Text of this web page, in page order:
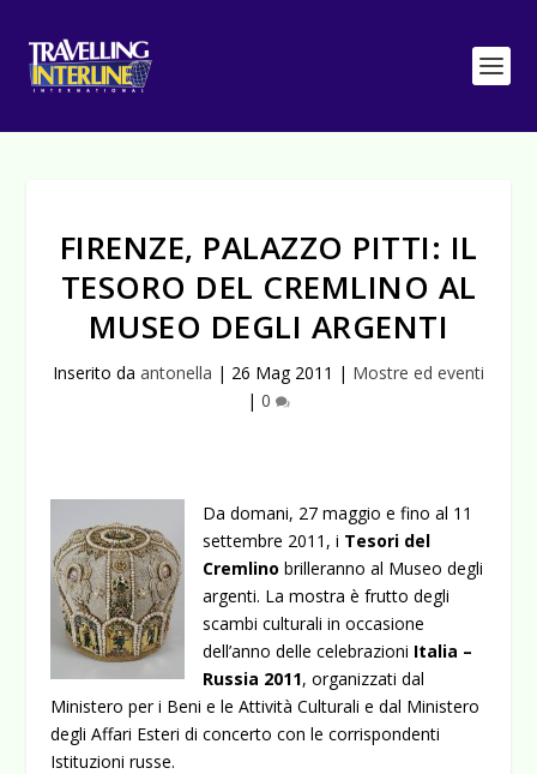
FIRENZE, PALAZZO PITTI: IL
TESORO DEL CREMLINO AL
MUSEO DEGLI ARGENTI
Inserito da antonella | 26 Mag 2011 | Mostre ed eventi
| 0
Da domani, 27 maggio e fino al 11
settembre 2011, i Tesori del
Cremlino brilleranno al Museo degli
argenti. La mostra è frutto degli
scambi culturali in occasione
dell’anno delle celebrazioni Italia –
Russia 2011, organizzati dal
Ministero per i Beni e le Attività Culturali e dal Ministero
degli Affari Esteri di concerto con le corrispondenti
Istituzioni russe.